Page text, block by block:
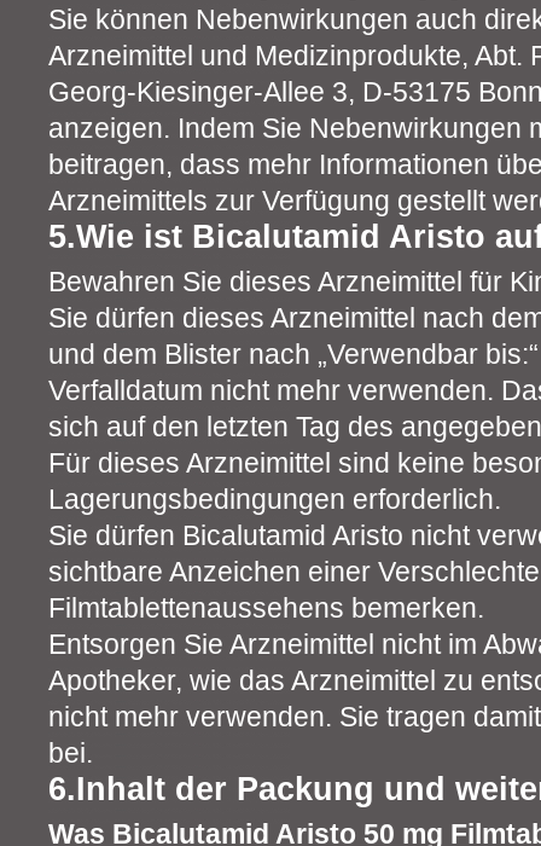
Sie können Nebenwirkungen auch
Arzneimittel und Medizinprodukte, Abt.
Georg-Kiesinger-Allee 3, D-53175
anzeigen. Indem Sie Nebenwirkungen
beitragen, dass mehr Informationen
Arzneimittels zur Verfügung gestellt
5.Wie ist Bicalutamid Aristo
Bewahren Sie dieses Arzneimittel für
Sie dürfen dieses Arzneimittel nach
und dem Blister nach „Verwendbar
Verfalldatum nicht mehr verwenden.
sich auf den letzten Tag des
Für dieses Arzneimittel sind keine
Lagerungsbedingungen erforderlich.
Sie dürfen Bicalutamid Aristo nicht
sichtbare Anzeichen einer
Filmtablettenaussehens bemerken.
Entsorgen Sie Arzneimittel nicht im
Apotheker, wie das Arzneimittel zu
nicht mehr verwenden. Sie tragen
bei.
6.Inhalt der Packung und
Was Bicalutamid Aristo 50 mg